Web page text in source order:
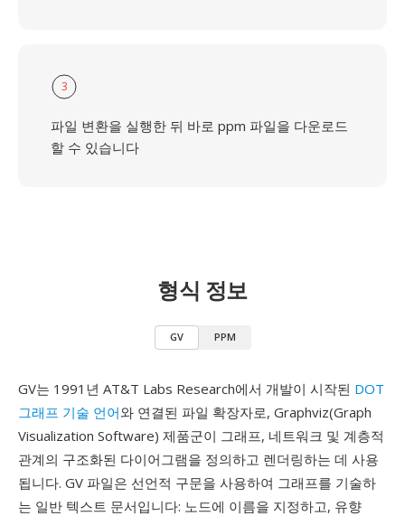
3
파일 변환을 실행한 뒤 바로 ppm 파일을 다운로드
할 수 있습니다
형식 정보
GV PPM
GV는 1991년 AT&T Labs Research에서 개발이 시작된 DOT
그래프 기술 언어와 연결된 파일 확장자로, Graphviz(Graph
Visualization Software) 제품군이 그래프, 네트워크 및 계층적
관계의 구조화된 다이어그램을 정의하고 렌더링하는 데 사용
됩니다. GV 파일은 선언적 구문을 사용하여 그래프를 기술하
는 일반 텍스트 문서입니다: 노드에 이름을 지정하고, 유향